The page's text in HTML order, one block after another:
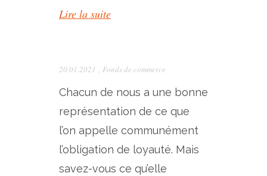
Lire la suite
20.01.2021 , Fonds de commerce
Chacun de nous a une bonne
représentation de ce que
l’on appelle communément
l’obligation de loyauté. Mais
savez-vous ce qu’elle